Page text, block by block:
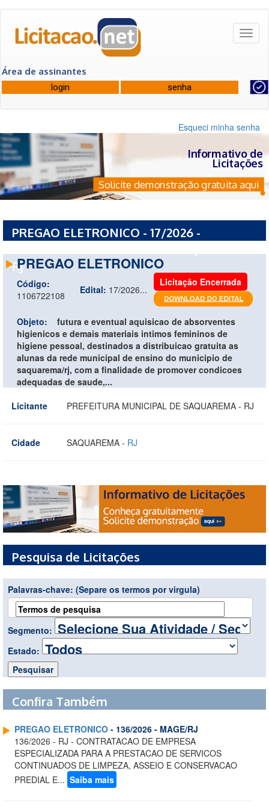
Área de assinantes
Esqueci minha senha
Informativo de
Licitações
Solicite demonstração gratuita aqui
PREGAO ELETRONICO - 17/2026 -
RJPREGAO ELETRONICO
Código:
1106722108
Edital: 17/2026...
Licitação Encerrada
Objeto:
futura e eventual aquisicao de absorventes
higienicos e demais materiais intimos femininos de
higiene pessoal, destinados a distribuicao gratuita as
alunas da rede municipal de ensino do municipio de
saquarema/rj, com a finalidade de promover condicoes
adequadas de saude,...
Licitante
PREFEITURA MUNICIPAL DE SAQUAREMA - RJ
Cidade SAQUAREMA - RJ
Pesquisa de Licitações
Palavras-chave: (Separe os termos por virgula)
Segmento:
Estado:
Confira Também
PREGAO ELETRONICO - 136/2026 - MAGE/RJ
136/2026 - RJ - CONTRATACAO DE EMPRESA
ESPECIALIZADA PARA A PRESTACAO DE SERVICOS
CONTINUADOS DE LIMPEZA, ASSEIO E CONSERVACAO
PREDIAL E... Saiba mais